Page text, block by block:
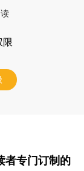
限
者专门订制的